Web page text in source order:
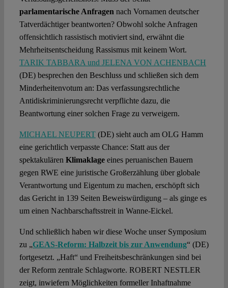
parlamentarische Anfragen nach Vornamen deutscher
Tatverdächtiger beantworten? Obwohl solche Anfragen
offensichtlich rassistisch motiviert sind, erwähnt die
Mehrheitsentscheidung Rassismus mit keinem Wort.
TARIK TABBARA und JELENA VON ACHENBACH
(DE) besprechen den Beschluss und schließen sich dem
Minderheitenvotum an: Das verfassungsrechtliche
Antidiskriminierungsrecht verpflichte dazu, die
Beantwortung einer solchen Frage zu verweigern.
MICHAEL NEUPERT(DE) sieht auch am OLG Hamm
eine gerichtlich verpasste Chance: Statt aus der
spektakulären Klimaklageeines peruanischen Bauern
gegen RWE eine juristische Großerzählung über globale
Verantwortung und Eigentum zu machen, erschöpft sich
das Gericht in 139 Seiten Beweiswürdigung – als ginge es
um einen Nachbarschaftsstreit in Wanne-Eickel.
Und schließlich haben wir diese Woche unser Symposium
zu „GEAS-Reform: Halbzeit bis zur Anwendung“ (DE)
fortgesetzt. „Haft“ und Freiheitsbeschränkungen sind bei
der Reform zentrale Schlagworte. ROBERT NESTLER
zeigt, inwiefern Möglichkeiten formeller Inhaftnahme